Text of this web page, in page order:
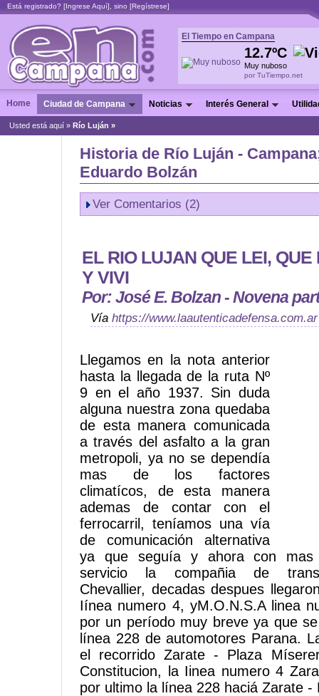
Está registrado? [Ingrese Aquí], sino [Regístrese]
El Tiempo en Campana
12.7ºC
Muy nuboso
por TuTiempo.net
Home Ciudad de Campana Noticias Interés General
Usted está aquí » Río Luján »
Historia de Río Luján -
Eduardo Bolzán
Ver Comentarios (2)
EL RIO LUJAN QUE LEI, QUE
Y VIVI
Por: José E. Bolzan - Novena
Vía https://www.laautenticadefensa.com.ar
Llegamos en la nota anterior
hasta la llegada de la ruta Nº
9 en el año 1937. Sin duda
alguna nuestra zona quedaba
de esta manera comunicada
a través del asfalto a la gran
metropoli, ya no se dependía
mas de los factores
climatícos, de esta manera
ademas de contar con el
ferrocarril, teníamos una vía
de comunicación alternativa
ya que seguía y ahora con mas
servicio la compañia de
Chevallier, decadas despues
Iínea numero 4, yM.O.N.S.A linea
por un período muy breve ya que
línea 228 de automotores Parana.
el recorrido Zarate - Plaza
Constitucion, la Iinea numero 4
por ultimo la línea 228 haciá Zarate -